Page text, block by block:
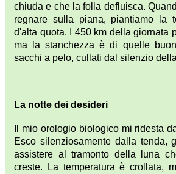
chiuda e che la folla defluisca.
regnare sulla piana, piantiamo la
d'alta quota. I 450 km della giornata
ma la stanchezza è di quelle
sacchi a pelo, cullati dal silenzio
La notte dei desideri
Il mio orologio biologico mi ridesta
Esco silenziosamente dalla tenda,
assistere al tramonto della luna
creste. La temperatura è crollata,